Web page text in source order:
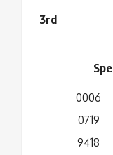
3rd
0006
0719
9418